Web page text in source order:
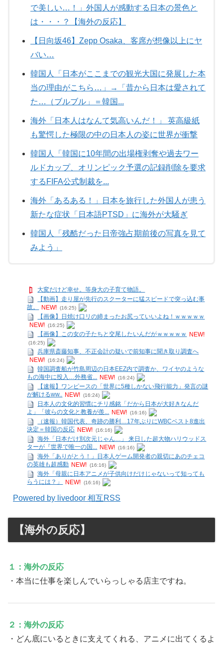
で美しい…！」外国人が感動する日本の景色と
は・・・？【海外の反応】
【日向坂46】Zepp Osaka、客席が想像以上にヤ
バい…
韓国人「日本がここまでの観光大国に発展した本
当の理由がこちら…」→「昔から日本は愛されて
た…（ブルブル」＝韓国...
海外「日本人はなんて気高いんだ！」 英高級紙
も驚愕した極限の中の日本人の姿に世界が衝撃
韓国人「韓国に10年間の出場権剥奪や過去ワー
ルドカップ、オリンピック予選の記録削除を要求
するFIFA公式制裁を...
海外「あるある！」日本を旅行した外国人が患う
新たな症状「日本語PTSD」に海外が大騒ぎ
韓国人「残酷だった日帝強占期前後の写真を見て
みよう」
大変だけど幸せ。等身大の子育て物語。
【動画】走り屋が先行のスクーターに猛スピードで突っ込む事
故。
NEW! (16:25)
【画像】日焼け口リの締まったお尻っていいよね！ｗｗｗｗｗ
NEW! (16:25)
【画像】この女の子たちと交尾したいんだがｗｗｗｗｗ NEW!
(16:25)
兵庫県斎藤知事、不正会計の疑いで前知事に聞き取り調査へ
NEW! (16:24)
韓国調査船が竹島周辺の日本EEZ内で調査か、ワイヤのような
もの海中に投入…外務省... NEW! (16:24)
【速報】ワンピースの「世界に5種しかない飛行能力」発言の謎
が解けるww.. NEW! (16:24)
日本人の文化的習慣にチリ感銘「だから日本が大好きなんだ
よ」「彼らの文化と教養が羨... NEW! (16:16)
（速報）韓国代表、奇跡の勝利…17年ぶりにWBCベスト8進出
決定＝韓国の反応 NEW! (16:16)
海外「日本だけ別次元じゃん…」 来日した超大物ハリウッドス
ターが『世界で唯一の国... NEW! (16:16)
海外「ありがとう！」日本人ゲーム開発者の親切にあのチェコ
の英雄も超感動 NEW! (16:16)
海外「母親に日本アニメが子供向けだけじゃないって知っても
らうには？」
NEW! (16:16)
Powered by livedoor 相互RSS
【海外の反応】
１：海外の反応
・本当に仕事を楽しんでいらっしゃる店主ですね。
２：海外の反応
・どん底にいるときに支えてくれる、アニメに出てくるよ